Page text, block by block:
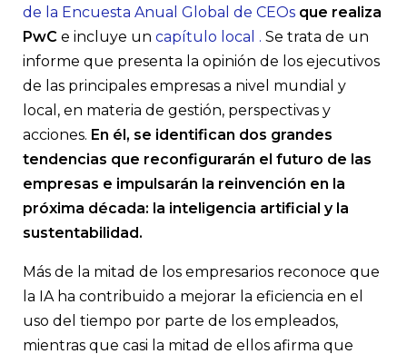
Les compartimos las principales conclusiones de la 28°
Global de CEO que realiza PwC y el capítulo argentino.
de la Encuesta Anual Global de CEOs que realiza
PwC e incluye un capítulo local . Se trata de un
informe que presenta la opinión de los ejecutivos
de las principales empresas a nivel mundial y
local, en materia de gestión, perspectivas y
acciones. En él, se identifican dos grandes
tendencias que reconfigurarán el futuro de las
empresas e impulsarán la reinvención en la
próxima década: la inteligencia artificial y la
sustentabilidad.
Más de la mitad de los empresarios reconoce que
la IA ha contribuido a mejorar la eficiencia en el
uso del tiempo por parte de los empleados,
mientras que casi la mitad de ellos afirma que